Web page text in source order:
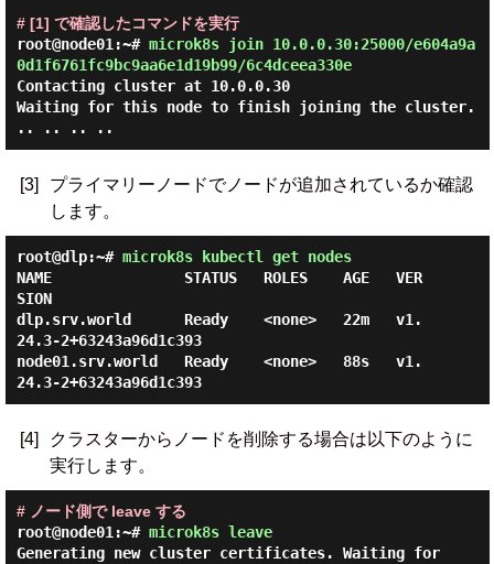
# [1] で確認したコマンドを実行
root@node01:~# microk8s join 10.0.0.30:25000/e604a9a
0d1f6761fc9bc9aa6e1d19b99/6c4dceea330e
Contacting cluster at 10.0.0.30
Waiting for this node to finish joining the cluster.
.. .. .. ..
[3]
プライマリーノードでノードが追加されているか確認
します。
root@dlp:~# microk8s kubectl get nodes
NAME               STATUS   ROLES    AGE   VER
SION
dlp.srv.world      Ready    <none>   22m   v1.
24.3-2+63243a96d1c393
node01.srv.world   Ready    <none>   88s   v1.
24.3-2+63243a96d1c393
[4]
クラスターからノードを削除する場合は以下のように
実行します。
# ノード側で leave する
root@node01:~# microk8s leave
Generating new cluster certificates. Waiting for